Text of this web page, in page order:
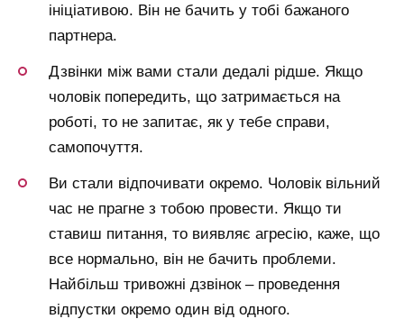
ініціативою. Він не бачить у тобі бажаного
партнера.
Дзвінки між вами стали дедалі рідше. Якщо
чоловік попередить, що затримається на
роботі, то не запитає, як у тебе справи,
самопочуття.
Ви стали відпочивати окремо. Чоловік вільний
час не прагне з тобою провести. Якщо ти
ставиш питання, то виявляє агресію, каже, що
все нормально, він не бачить проблеми.
Найбільш тривожні дзвінок – проведення
відпустки окремо один від одного.